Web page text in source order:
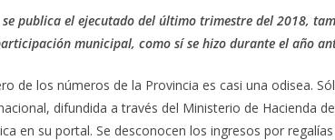
publica el ejecutado del último trimestre del 2018,
municipal, como sí se hizo durante el año
de los números de la Provincia es casi una odisea.
difundida a través del Ministerio de Hacienda
en su portal. Se desconocen los ingresos por